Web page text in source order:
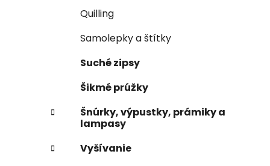
Quilling
Samolepky a štítky
Suché zipsy
Šikmé prúžky
Šnúrky, výpustky, prámiky a
lampasy
Vyšívanie